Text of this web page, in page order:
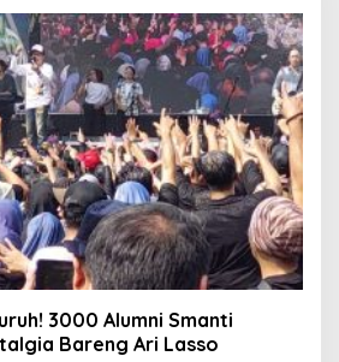
3000 Alumni Smanti
Bareng Ari Lasso